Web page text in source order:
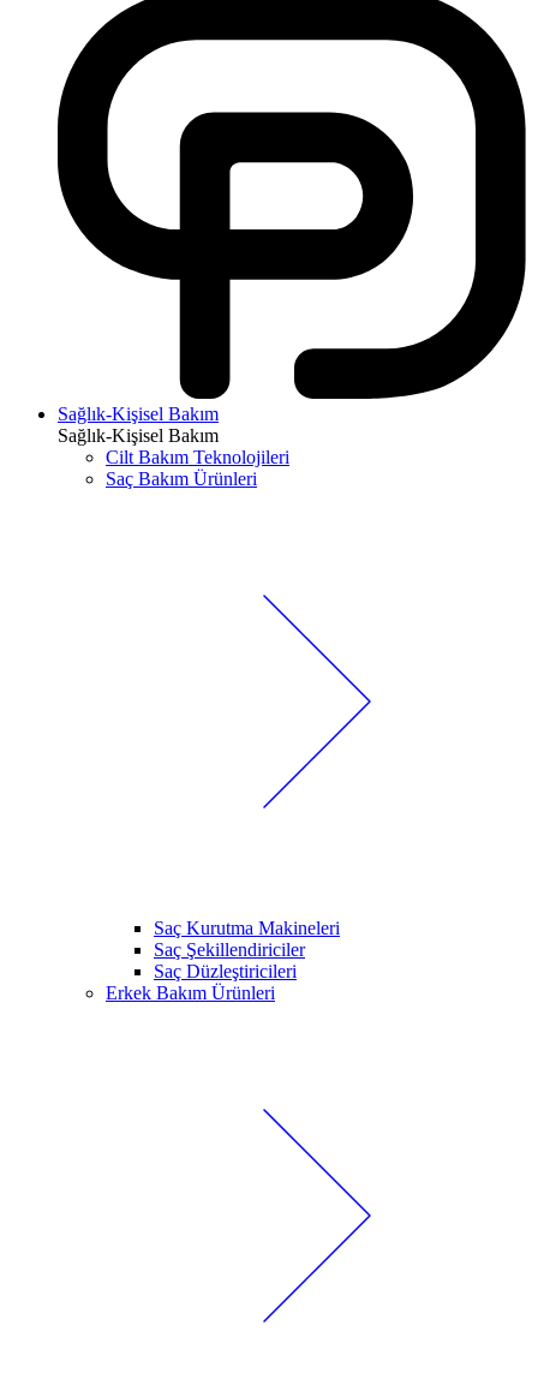
Sağlık-Kişisel Bakım
Sağlık-Kişisel Bakım
Cilt Bakım Teknolojileri
Saç Bakım Ürünleri
Saç Kurutma Makineleri
Saç Şekillendiriciler
Saç Düzleştiricileri
Erkek Bakım Ürünleri